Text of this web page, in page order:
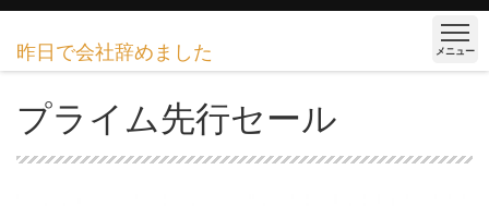
昨日で会社辞めました メニュー
プライム先行セール